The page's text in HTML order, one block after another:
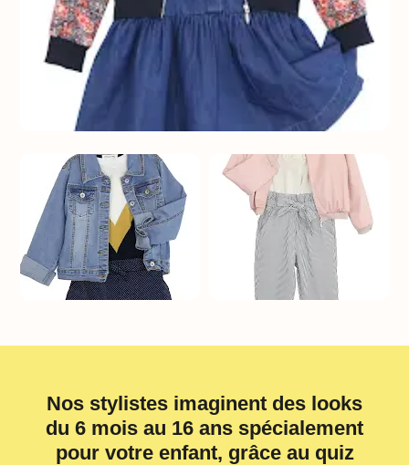
Nos stylistes imaginent des looks
du 6 mois au 16 ans spécialement
pour votre enfant, grâce au quiz